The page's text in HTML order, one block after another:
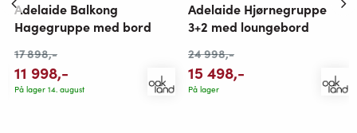
Adelaide Balkong
Hagegruppe med bord
17 898,-
11 998,-
På lager 14. august
Adelaide Hjørnegruppe
3+2 med loungebord
24 998,-
15 498,-
På lager